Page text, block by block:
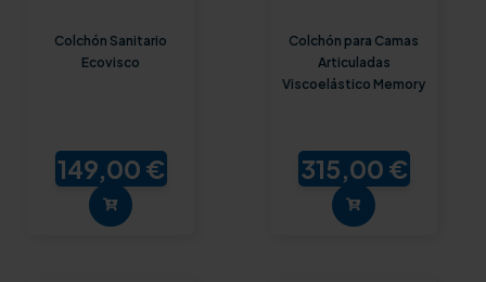
Colchón Sanitario
Ecovisco
149,00 €
Colchón para Camas
Articuladas
Viscoelástico Memory
315,00 €